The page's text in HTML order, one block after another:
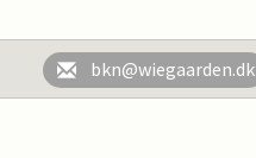
bkn@wiegaarden.dk